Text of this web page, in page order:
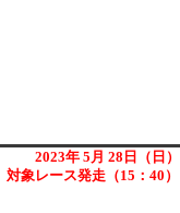
2023年 5月 28日（日）
対象レース発走（15：40